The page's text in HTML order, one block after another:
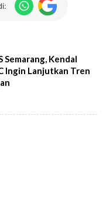
Semarang, Kendal
Ingin Lanjutkan Tren